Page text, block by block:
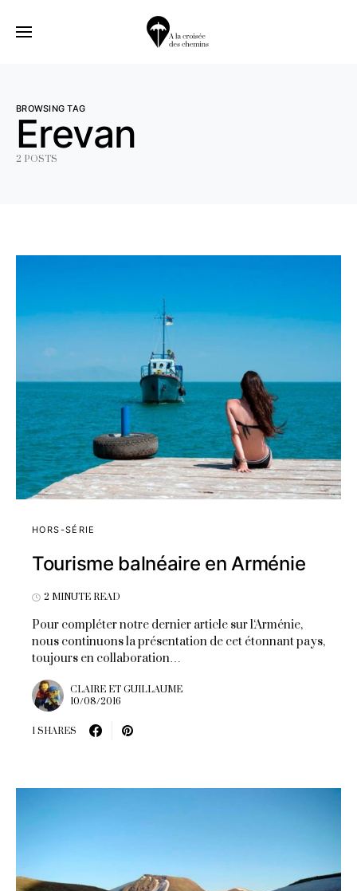
BROWSING TAG
Erevan
2 POSTS
HORS-SÉRIE
Tourisme balnéaire en Arménie
2 MINUTE READ
Pour compléter notre dernier article sur l‘Arménie,
nous continuons la présentation de cet étonnant pays,
toujours en collaboration…
CLAIRE ET GUILLAUME
10/08/2016
1 SHARES